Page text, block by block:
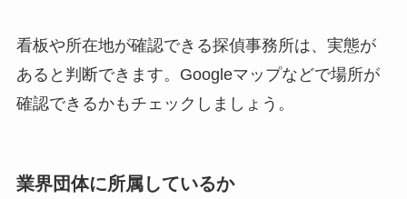
看板や所在地が確認できる探偵事務所は、実態が
あると判断できます。Googleマップなどで場所が
確認できるかもチェックしましょう。
業界団体に所属しているか